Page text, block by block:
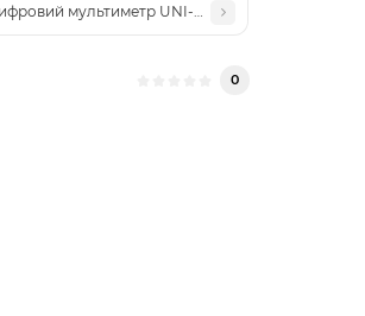
T UT121Aмультиметр UNI-T UT161B (аналог
0